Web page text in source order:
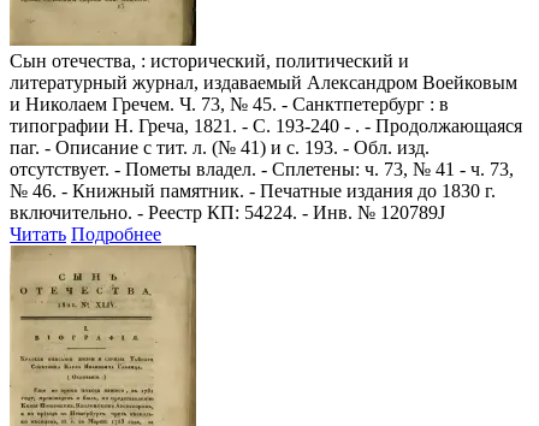
Сын отечества, : исторический, политический и
литературный журнал, издаваемый Александром Воейковым
и Николаем Гречем. Ч. 73, № 45. - Санктпетербург : в
типографии Н. Греча, 1821. - С. 193-240 - . - Продолжающаяся
паг. - Описание с тит. л. (№ 41) и с. 193. - Обл. изд.
отсутствует. - Пометы владел. - Сплетены: ч. 73, № 41 - ч. 73,
№ 46. - Книжный памятник. - Печатные издания до 1830 г.
включительно. - Реестр КП: 54224. - Инв. № 120789J
Читать Подробнее